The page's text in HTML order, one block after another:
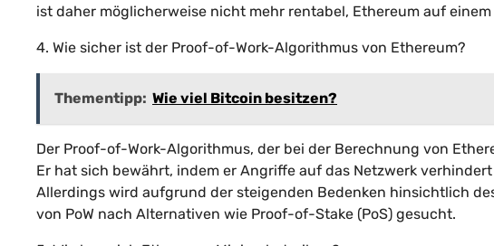
ist daher möglicherweise nicht mehr rentabel, Ethereum auf
4. Wie sicher ist der Proof-of-Work-Algorithmus von Ethereum?
Thementipp: Wie viel Bitcoin besitzen?
Der Proof-of-Work-Algorithmus, der bei der Berechnung von
Er hat sich bewährt, indem er Angriffe auf das Netzwerk
Allerdings wird aufgrund der steigenden Bedenken hinsichtlich
von PoW nach Alternativen wie Proof-of-Stake (PoS) gesucht.